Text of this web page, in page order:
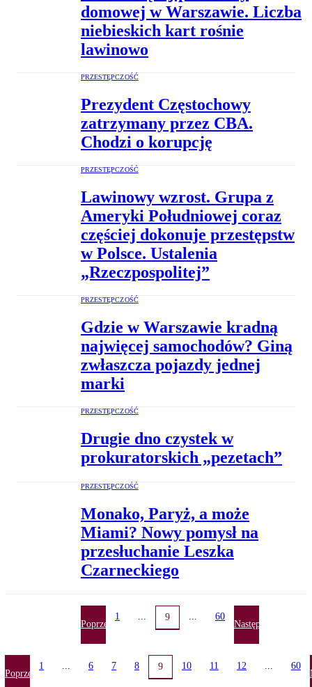
domowej w Warszawie. Liczba
niebieskich kart rośnie
lawinowo
PRZESTĘPCZOŚĆ
Prezydent Częstochowy
zatrzymany przez CBA.
Chodzi o korupcję
PRZESTĘPCZOŚĆ
Lawinowy wzrost. Grupa z
Ameryki Południowej coraz
częściej dokonuje przestępstw
w Polsce. Ustalenia
„Rzeczpospolitej”
PRZESTĘPCZOŚĆ
Gdzie w Warszawie kradną
najwięcej samochodów? Giną
zwłaszcza pojazdy jednej
marki
PRZESTĘPCZOŚĆ
Drugie dno czystek w
prokuratorskich „pezetach”
PRZESTĘPCZOŚĆ
Monako, Paryż, a może
Miami? Nowy pomysł na
przesłuchanie Leszka
Czarneckiego
Poprzednia
1 9 60
Następna
Poprzednia
1 6 7 8 9 10 11 12 60